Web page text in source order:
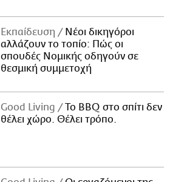
Εκπαίδευση
Νέοι δικηγόροι
αλλάζουν το τοπίο: Πώς οι
σπουδές Νομικής οδηγούν σε
θεσμική συμμετοχή
Good Living
Το BBQ στο σπίτι δεν
θέλει χώρο. Θέλει τρόπο.